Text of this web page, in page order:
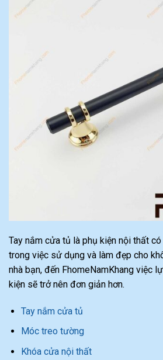
Tay nắm cửa tủ là phụ kiện nội thất
trong việc sử dụng và làm đẹp cho
nhà bạn, đến FhomeNamKhang việc
kiện sẽ trở nên đơn giản hơn.
Tay nắm cửa tủ
Móc treo tường
Khóa cửa nội thất